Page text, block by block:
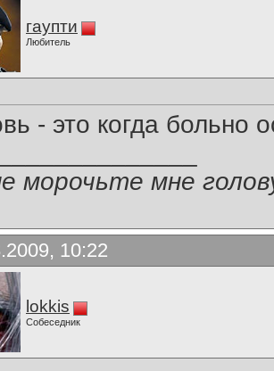
гаупти
Любитель
- это когда больно
морочьте мне
10:22
lokkis
Собеседник